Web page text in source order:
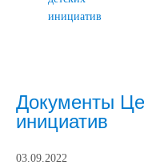
инициатив
Документы
инициатив
03.09.2022